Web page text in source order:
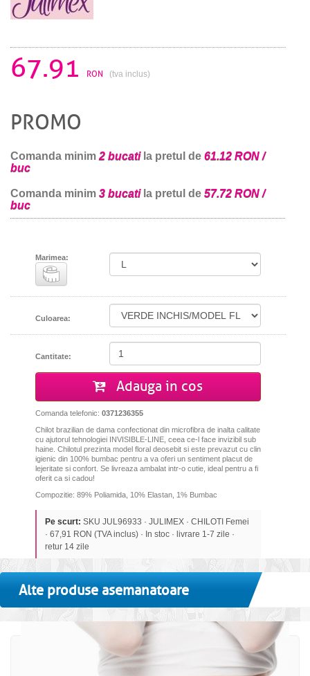
67.91 RON (tva inclus)
PROMO
Comanda minim 2 bucatila pretul de 61.12 RON /
buc
Comanda minim 3 bucatila pretul de 57.72 RON /
buc
Marimea:
Culoarea:
Cantitate:
Adauga in cos
Comanda telefonic: 0371236355
Chilot brazilian de dama confectionat din microfibra de inalta calitate
cu ajutorul tehnologiei INVISIBLE-LINE, ceea ce-l face invizibil sub
haine. Chilotul prezinta model floral deosebitsi este prevazut cu clin
igienic din 100% bumbac pentru a va oferi un sentiment placut de
lejeritate si confort. Se livreaza ambalat intr-o cutie, ideal pentru a fi
oferit ca si cadou!
Compozitie: 89% Poliamida, 10% Elastan, 1% Bumbac
Pe scurt: SKU JUL96933 · JULIMEX · CHILOTI Femei
· 67,91 RON (TVA inclus) · In stoc · livrare 1-7 zile ·
retur 14 zile
Alte produse asemanatoare